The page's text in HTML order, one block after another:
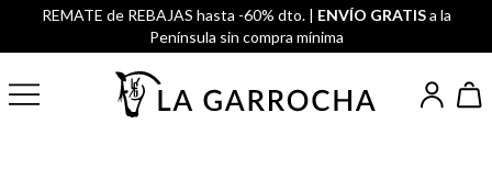
REMATE de REBAJAS hasta -60% dto. | ENVÍO GRATISa la
Península sin compra mínima